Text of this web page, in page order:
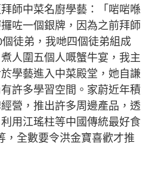
師中菜名廚學藝：「啱啱喺
咗一個銀牌，因為之前拜師
徒弟，我哋四個徒弟組成
人圍五個人嘅蟹牛宴，我主
學藝進入中菜殿堂，她自謙
許多學習空間。家蔚近年積
營，推出許多周邊產品，透
用江瑤柱等中國傳統最好食
，全數要令洪金寶喜歡才推